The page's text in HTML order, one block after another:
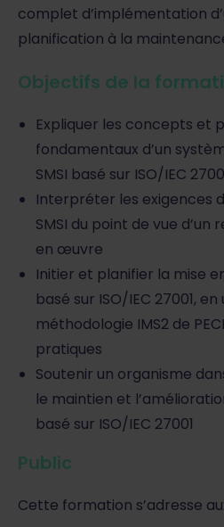
complet d’implémentation
planification à la
Objectifs de la
Expliquer les concepts et
fondamentaux d’un
SMSI basé sur ISO/IEC
Interpréter les exigences
SMSI du point de vue
en œuvre
Initier et planifier la mise
basé sur ISO/IEC 27001,
méthodologie IMS2 de
pratiques
Soutenir un organisme
le maintien et
basé sur ISO/IEC 27001
Public
Cette formation s’adresse